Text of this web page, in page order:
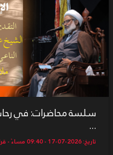
سلسة محاضرات: في
...
تاريخ: 2026-07-17 - 09:40 مساءً - قراءات: 97